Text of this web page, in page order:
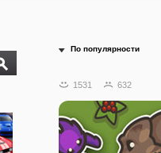
По популярности
1531 632